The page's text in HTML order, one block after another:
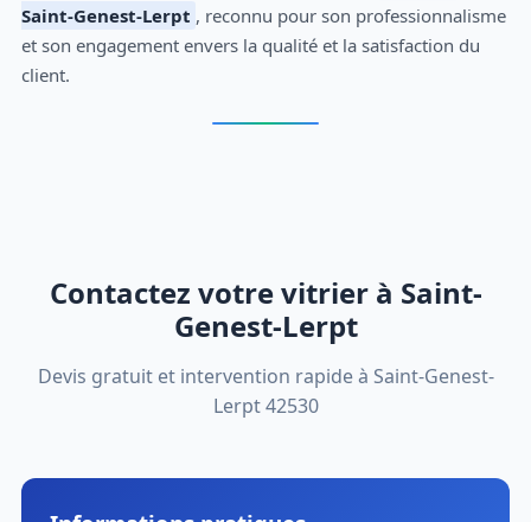
Saint-Genest-Lerpt , reconnu pour son professionnalisme
et son engagement envers la qualité et la satisfaction du
client.
Contactez votre vitrier à Saint-
Genest-Lerpt
Devis gratuit et intervention rapide à Saint-Genest-
Lerpt 42530